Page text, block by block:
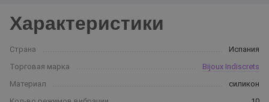
Характеристики
Страна
Испания
Торговая марка
Bijoux Indiscrets
Материал
силикон